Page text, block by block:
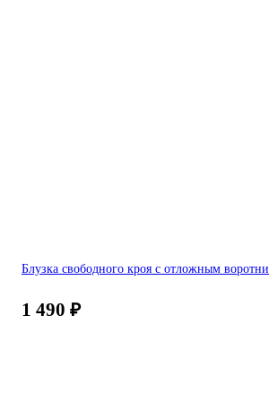
Блузка свободного кроя с отложным
1 490 ₽